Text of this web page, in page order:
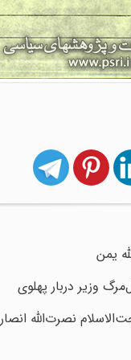
یمن
وزیر دربار پهلوی
نصرت‌الله